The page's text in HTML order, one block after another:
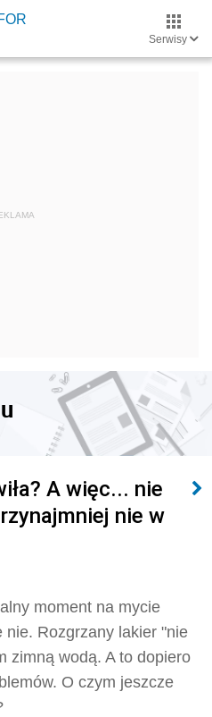
Serwisy
A więc... nie
nie w
moment na mycie
nie. Rozgrzany lakier "nie
zimną wodą. A to dopiero
O czym jeszcze